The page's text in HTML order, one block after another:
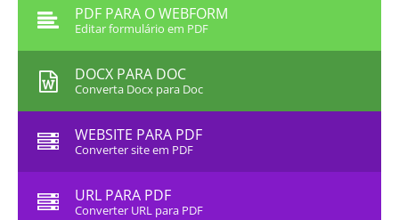
PDF PARA O WEBFORM
Editar formulário em PDF
DOCX PARA DOC
Converta Docx para Doc
WEBSITE PARA PDF
Converter site em PDF
URL PARA PDF
Converter URL para PDF